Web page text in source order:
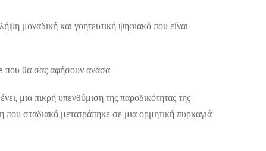
μοναδική και γοητευτική ψηφιακό που είναι
που θα σας αφήσουν ανάσα.
μια πικρή υπενθύμιση της παροδικότητας της
σταδιακά μετατράπηκε σε μια ορμητική πυρκαγιά